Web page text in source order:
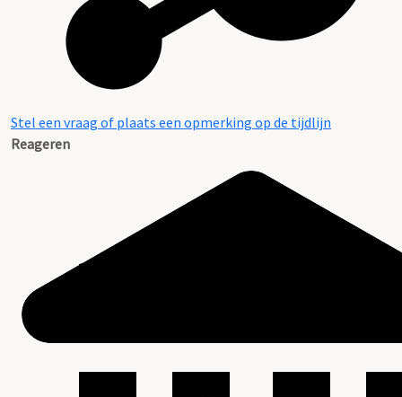
Stel een vraag of plaats een opmerking op de tijdlijn
Reageren